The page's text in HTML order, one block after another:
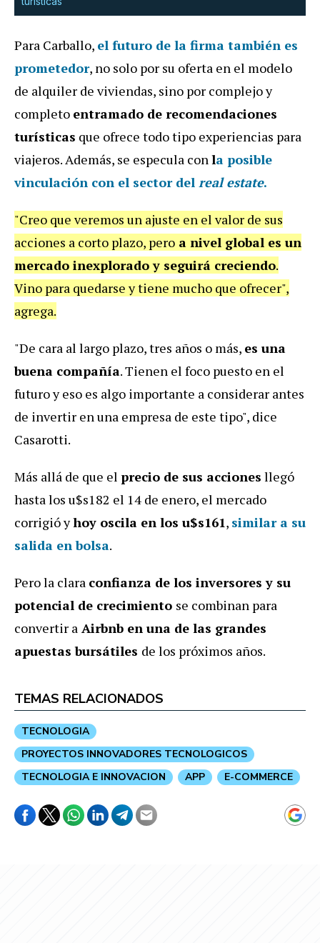
Para Carballo, el futuro de la firma también es
prometedor, no solo por su oferta en el modelo
de alquiler de viviendas, sino por complejo y
completo entramado de recomendaciones
turísticas que ofrece todo tipo experiencias para
viajeros. Además, se especula conla posible
vinculación con el sector del real estate.
"Creo que veremos un ajuste en el valor de sus
acciones a corto plazo, pero a nivel global es un
mercado inexplorado y seguirá creciendo.
Vino para quedarse y tiene mucho que ofrecer",
agrega.
"De cara al largo plazo, tres años o más, es una
buena compañía. Tienen el foco puesto en el
futuro y eso es algo importante a considerar antes
de invertir en una empresa de este tipo", dice
Casarotti.
Más allá de que el precio de sus acciones llegó
hasta los u$s182 el 14 de enero, el mercado
corrigió yhoy oscila en los u$s161, similar a su
salida en bolsa.
Pero la clara confianza de los inversores y su
potencial de crecimiento se combinan para
convertir a Airbnb en una de las grandes
apuestas bursátiles de los próximos años.
TEMAS RELACIONADOS
TECNOLOGIA
PROYECTOS INNOVADORES TECNOLOGICOS
TECNOLOGIA E INNOVACION
APP E-COMMERCE